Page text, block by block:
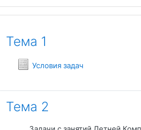
Тематический план
Тема 1
Условия задач
Тема 2